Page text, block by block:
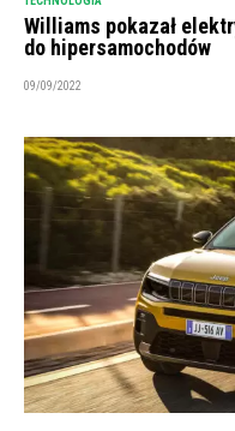
Williams pokazał
do hipersamochodów
09/09/2022